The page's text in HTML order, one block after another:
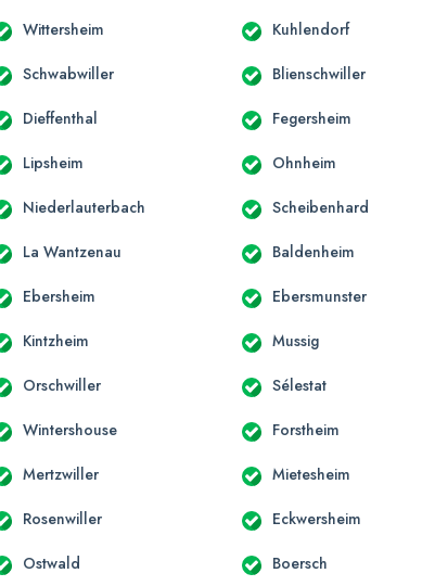
Wittersheim Kuhlendorf
Schwabwiller Blienschwiller
Dieffenthal Fegersheim
Lipsheim Ohnheim
Niederlauterbach Scheibenhard
La Wantzenau Baldenheim
Ebersheim Ebersmunster
Kintzheim Mussig
Orschwiller Sélestat
Wintershouse Forstheim
Mertzwiller Mietesheim
Rosenwiller Eckwersheim
Ostwald Boersch